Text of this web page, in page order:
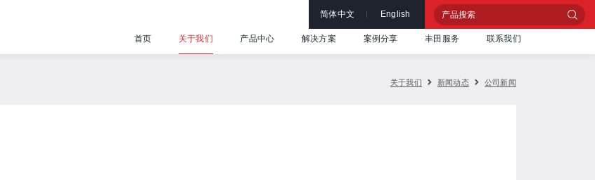
简体中文 English
首页 关于我们 产品中心 解决方案 案例分享 丰田服务 联系我们
关于我们 新闻动态 公司新闻